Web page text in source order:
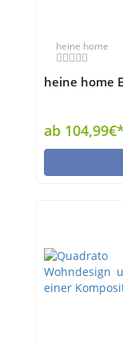
heine home
heine home
ab 104,99€*